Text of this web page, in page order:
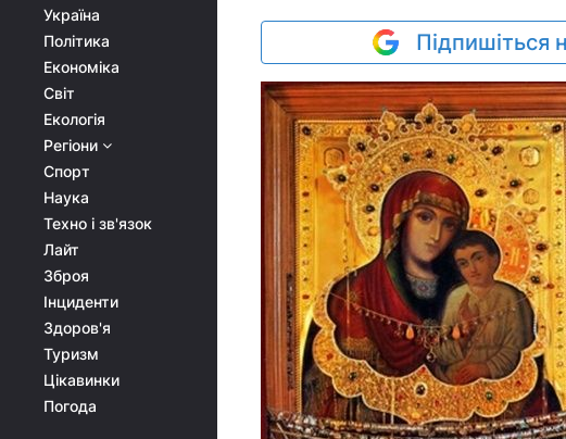
Україна
Політика
Економіка
Світ
Екологія
Регіони
Спорт
Наука
Техно і зв'язок
Лайт
Зброя
Інциденти
Здоров'я
Туризм
Цікавинки
Погода
Підпишіться